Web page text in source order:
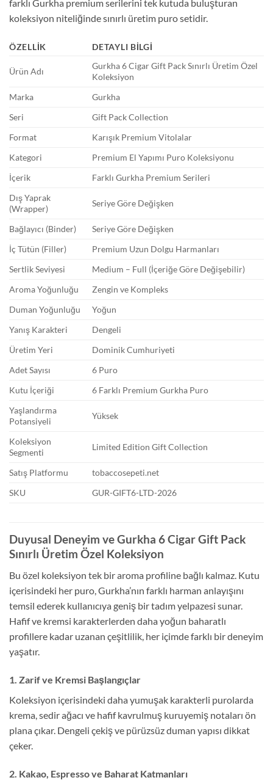
farklı Gurkha premium serilerini tek kutuda buluşturan
koleksiyon niteliğinde sınırlı üretim puro setidir.
ÖZELLIK DETAYLI BILGI
Ürün Adı
Gurkha 6 Cigar Gift Pack Sınırlı Üretim Özel
Koleksiyon
Marka
Gurkha
Seri
Gift Pack Collection
Format
Karışık Premium Vitolalar
Kategori
Premium El Yapımı Puro Koleksiyonu
İçerik
Farklı Gurkha Premium Serileri
Dış Yaprak
(Wrapper)
Seriye Göre Değişken
Bağlayıcı (Binder)
Seriye Göre Değişken
İç Tütün (Filler)
Premium Uzun Dolgu Harmanları
Sertlik Seviyesi
Medium – Full (İçeriğe Göre Değişebilir)
Aroma Yoğunluğu
Zengin ve Kompleks
Duman Yoğunluğu
Yoğun
Yanış Karakteri
Dengeli
Üretim Yeri
Dominik Cumhuriyeti
Adet Sayısı
6 Puro
Kutu İçeriği
6 Farklı Premium Gurkha Puro
Yaşlandırma
Potansiyeli
Yüksek
Koleksiyon
Segmenti
Limited Edition Gift Collection
Satış Platformu
tobaccosepeti.net
SKU
GUR-GIFT6-LTD-2026
Duyusal Deneyim ve Gurkha 6 Cigar Gift Pack
Sınırlı Üretim Özel Koleksiyon
Bu özel koleksiyon tek bir aroma profiline bağlı kalmaz. Kutu
içerisindeki her puro, Gurkha’nın farklı harman anlayışını
temsil ederek kullanıcıya geniş bir tadım yelpazesi sunar.
Hafif ve kremsi karakterlerden daha yoğun baharatlı
profillere kadar uzanan çeşitlilik, her içimde farklı bir deneyim
yaşatır.
1. Zarif ve Kremsi Başlangıçlar
Koleksiyon içerisindeki daha yumuşak karakterli purolarda
krema, sedir ağacı ve hafif kavrulmuş kuruyemiş notaları ön
plana çıkar. Dengeli çekiş ve pürüzsüz duman yapısı dikkat
çeker.
2. Kakao, Espresso ve Baharat Katmanları